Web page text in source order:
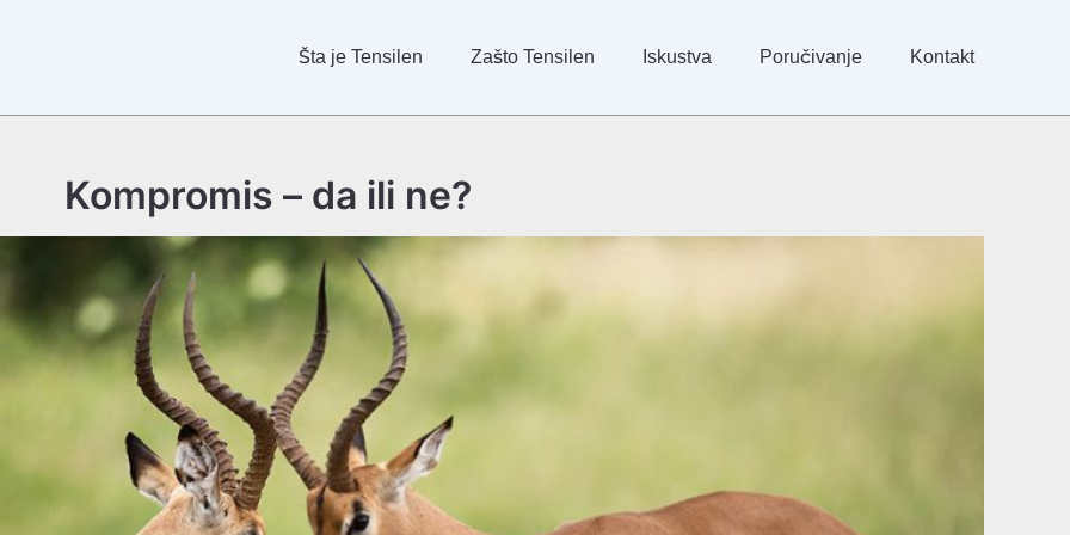
Šta je Tensilen Zašto Tensilen Iskustva Poručivanje Kontakt
Kompromis – da ili ne?